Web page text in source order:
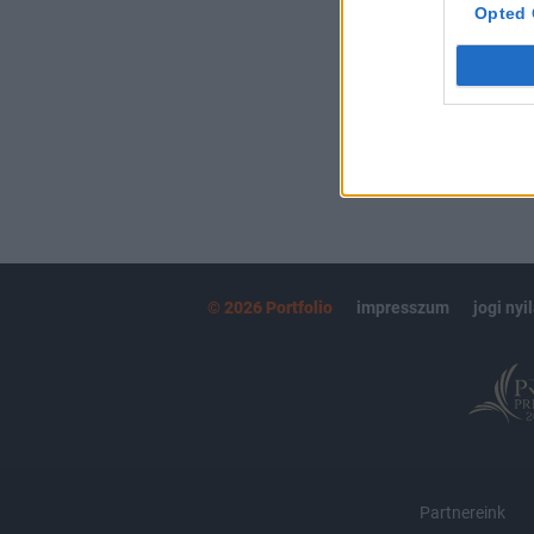
Opted
MÁR
© 2026 Portfolio impresszum jogi
Partnereink